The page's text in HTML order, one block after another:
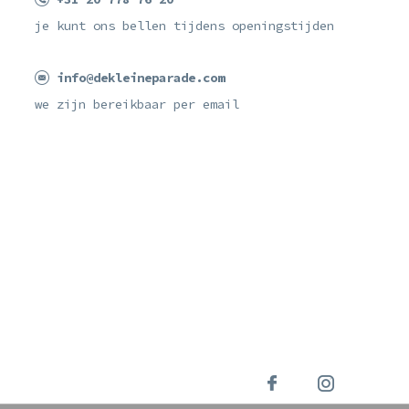
je kunt ons bellen tijdens openingstijden
info@dekleineparade.com
we zijn bereikbaar per email